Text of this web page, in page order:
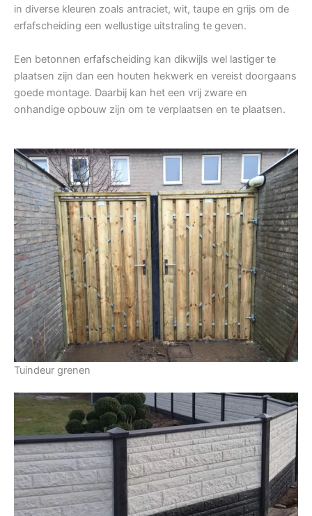
in diverse kleuren zoals antraciet, wit, taupe en grijs om de
erfafscheiding een wellustige uitstraling te geven.
Een betonnen erfafscheiding kan dikwijls wel lastiger te
plaatsen zijn dan een houten hekwerk en vereist doorgaans
goede montage. Daarbij kan het een vrij zware en
onhandige opbouw zijn om te verplaatsen en te plaatsen.
Tuindeur grenen